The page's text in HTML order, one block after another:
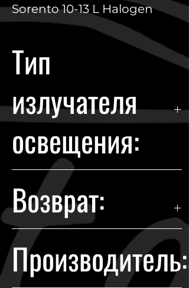
Sorento 10-13 L Halogen
Тип
излучателя
освещения:
Halogen
Возврат:
Гарантия возврата происходит в
течении 14 дней с момента
покупки.
Производитель: